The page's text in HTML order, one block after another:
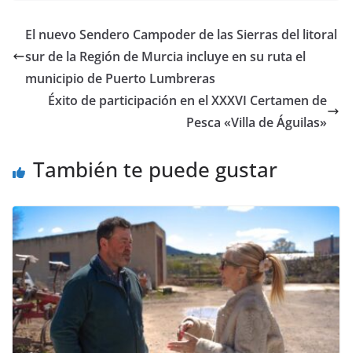
El nuevo Sendero Campoder de las Sierras del litoral
sur de la Región de Murcia incluye en su ruta el
municipio de Puerto Lumbreras
Éxito de participación en el XXXVI Certamen de
Pesca «Villa de Águilas»
También te puede gustar